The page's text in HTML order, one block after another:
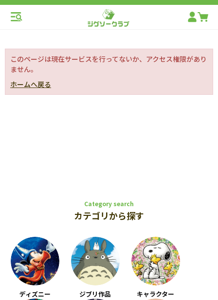
このページは現在サービスを行ってないか、アクセス権限があり
ません。
ホームへ戻る
Category search
カテゴリから探す
ディズニー ジブリ作品 キャラクター